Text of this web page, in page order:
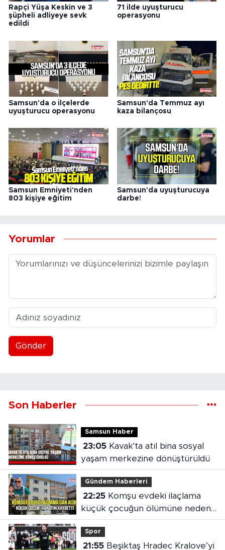
Rapçi Yüşa Keskin ve 3
şüpheli adliyeye sevk
edildi
71 ilde uyuşturucu
operasyonu
Samsun'da o ilçelerde
uyuşturucu operasyonu
Samsun'da Temmuz ayı
kaza bilançosu
Samsun Emniyeti'nden
803 kişiye eğitim
Samsun'da uyuşturucuya
darbe!
Yorumlar
Gönder
Son Haberler
Samsun Haber
23:05Kavak'ta atıl bina sosyal
yaşam merkezine dönüştürüldü
Gündem Haberleri
22:25Komşu evdeki ilaçlama
küçük çocuğun ölümüne neden
oldu
Spor
21:55Beşiktaş Hradec Kralove’yi